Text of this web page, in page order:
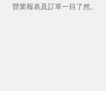
營業報表及訂單一目了然。